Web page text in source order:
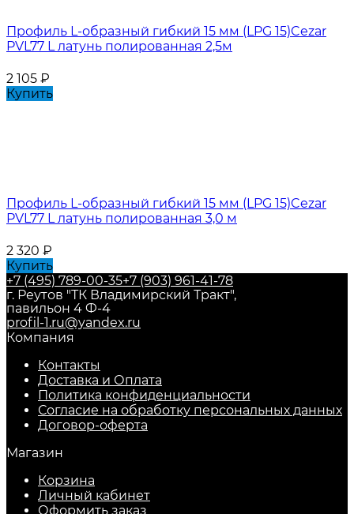
Профиль L-образный гибкий 15 мм (LPG 15)Cezar
PVL77 L латунь полированная 2,5м
2 105 ₽
Купить
Профиль L-образный гибкий 15 мм (LPG 15)Cezar
PVL77 L латунь полированная 3,0 м
2 320 ₽
Купить
+7 (495) 789-00-35+7 (903) 961-41-78
г. Реутов "ТК Владимирский Тракт",
павильон 4 Ф-4
profil-1.ru@yandex.ru
Компания
Контакты
Доставка и Оплата
Политика конфиденциальности
Согласие на обработку персональных данных
Договор-оферта
Магазин
Корзина
Личный кабинет
Оформить заказ